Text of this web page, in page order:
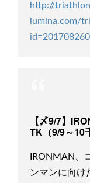
http://
lumina.com/
【〆9/7】
TK（9/9～10
IRONMAN、
ンマンに向け